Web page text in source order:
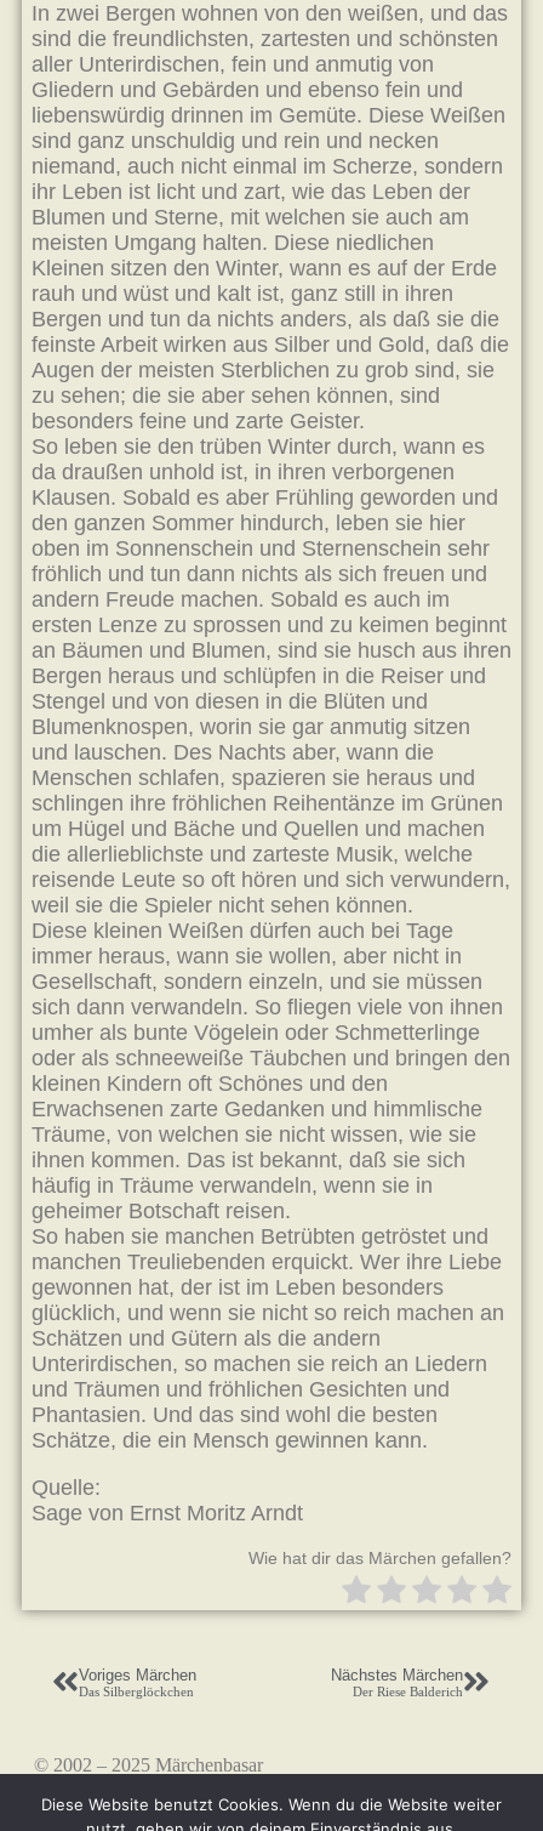
In zwei Bergen wohnen von den weißen, und das
sind die freundlichsten, zartesten und schönsten
aller Unterirdischen, fein und anmutig von
Gliedern und Gebärden und ebenso fein und
liebenswürdig drinnen im Gemüte. Diese Weißen
sind ganz unschuldig und rein und necken
niemand, auch nicht einmal im Scherze, sondern
ihr Leben ist licht und zart, wie das Leben der
Blumen und Sterne, mit welchen sie auch am
meisten Umgang halten. Diese niedlichen
Kleinen sitzen den Winter, wann es auf der Erde
rauh und wüst und kalt ist, ganz still in ihren
Bergen und tun da nichts anders, als daß sie die
feinste Arbeit wirken aus Silber und Gold, daß die
Augen der meisten Sterblichen zu grob sind, sie
zu sehen; die sie aber sehen können, sind
besonders feine und zarte Geister.
So leben sie den trüben Winter durch, wann es
da draußen unhold ist, in ihren verborgenen
Klausen. Sobald es aber Frühling geworden und
den ganzen Sommer hindurch, leben sie hier
oben im Sonnenschein und Sternenschein sehr
fröhlich und tun dann nichts als sich freuen und
andern Freude machen. Sobald es auch im
ersten Lenze zu sprossen und zu keimen beginnt
an Bäumen und Blumen, sind sie husch aus ihren
Bergen heraus und schlüpfen in die Reiser und
Stengel und von diesen in die Blüten und
Blumenknospen, worin sie gar anmutig sitzen
und lauschen. Des Nachts aber, wann die
Menschen schlafen, spazieren sie heraus und
schlingen ihre fröhlichen Reihentänze im Grünen
um Hügel und Bäche und Quellen und machen
die allerlieblichste und zarteste Musik, welche
reisende Leute so oft hören und sich verwundern,
weil sie die Spieler nicht sehen können.
Diese kleinen Weißen dürfen auch bei Tage
immer heraus, wann sie wollen, aber nicht in
Gesellschaft, sondern einzeln, und sie müssen
sich dann verwandeln. So fliegen viele von ihnen
umher als bunte Vögelein oder Schmetterlinge
oder als schneeweiße Täubchen und bringen den
kleinen Kindern oft Schönes und den
Erwachsenen zarte Gedanken und himmlische
Träume, von welchen sie nicht wissen, wie sie
ihnen kommen. Das ist bekannt, daß sie sich
häufig in Träume verwandeln, wenn sie in
geheimer Botschaft reisen.
So haben sie manchen Betrübten getröstet und
manchen Treuliebenden erquickt. Wer ihre Liebe
gewonnen hat, der ist im Leben besonders
glücklich, und wenn sie nicht so reich machen an
Schätzen und Gütern als die andern
Unterirdischen, so machen sie reich an Liedern
und Träumen und fröhlichen Gesichten und
Phantasien. Und das sind wohl die besten
Schätze, die ein Mensch gewinnen kann.
Quelle:
Sage von Ernst Moritz Arndt
Wie hat dir das Märchen gefallen?
Voriges Märchen
Das Silberglöckchen
Nächstes Märchen
Der Riese Balderich
© 2002 – 2025 Märchenbasar
Diese Website benutzt Cookies. Wenn du die Website weiter